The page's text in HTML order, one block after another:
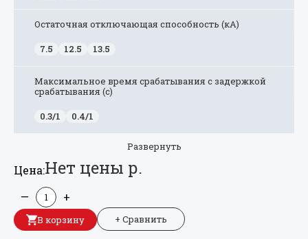
Развернуть
Остаточная отключающая способность (кА)
7.5
12.5 13.5
Максимальное время срабатывания с задержкой
срабатывания (с)
0.3/1
0.4/1
Цена:Нет цены р.
— +
В корзину + Сравнить